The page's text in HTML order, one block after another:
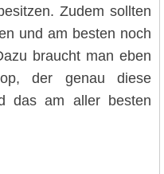
Zudem sollten
und am besten noch
braucht man eben
der genau diese
das am aller besten